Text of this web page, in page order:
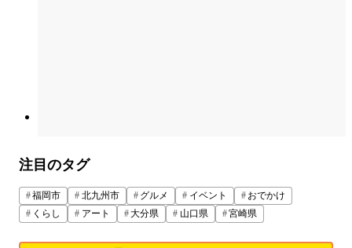
注目のタグ
福岡市 北九州市 グルメ イベント
おでかけ
くらし
アート 大分県 山口県 宮崎県